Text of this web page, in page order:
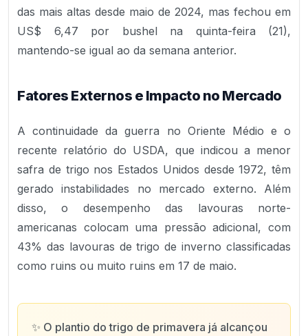
das mais altas desde maio de 2024, mas fechou em
US$ 6,47 por bushel na quinta-feira (21),
mantendo-se igual ao da semana anterior.
Fatores Externos e Impacto no Mercado
A continuidade da guerra no Oriente Médio e o
recente relatório do USDA, que indicou a menor
safra de trigo nos Estados Unidos desde 1972, têm
gerado instabilidades no mercado externo. Além
disso, o desempenho das lavouras norte-
americanas colocam uma pressão adicional, com
43% das lavouras de trigo de inverno classificadas
como ruins ou muito ruins em 17 de maio.
✨ O plantio do trigo de primavera já alcançou